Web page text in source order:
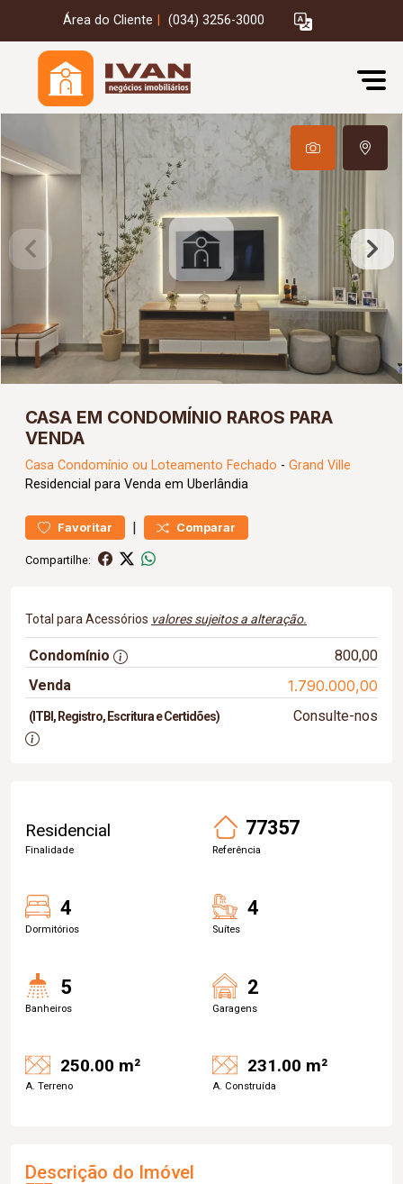
Área do Cliente (034) 3256-3000
CASA EM CONDOMÍNIO RAROS PARA
VENDA
Casa Condomínio ou Loteamento Fechado - Grand Ville
Residencial para Venda em Uberlândia
Favoritar | Comparar
Compartilhe:
Total para Acessórios valores sujeitos a alteração.
Condomínio
800,00
Venda
1.790.000,00
(ITBI, Registro, Escritura e Certidões) Consulte-nos
Residencial
Finalidade
77357
Referência
4
Dormitórios
4
Suítes
5
Banheiros
2
Garagens
250.00 m²
A. Terreno
231.00 m²
A. Construída
Descrição do Imóvel